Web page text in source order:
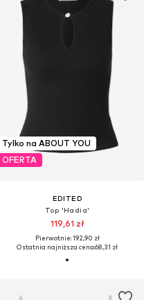
Tylko na ABOUT YOU
OFERTA
EDITED
Top 'Hadia'
119,61 zł
Pierwotnie: 192,90 zł
Ostatnia najniższa cena:68,31 zł